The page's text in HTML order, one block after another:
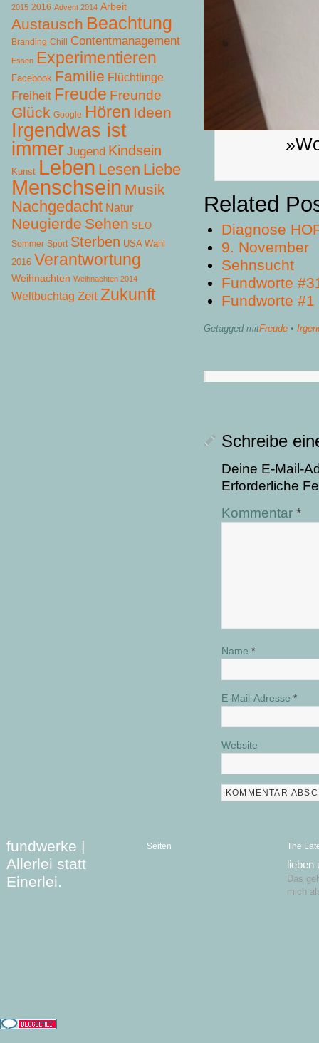
Related
Diagnose
9. November
Sehnsucht
Fundworte
Fundworte #1
Getagged mitFreude •
Schreibe
Deine E-Mail-
Erforderliche
Kommentar *
Name *
E-Mail-Adresse *
Website
2015 2016 Advent 2014 Arbeit
Austausch Beachtung
Branding Chill Contentmanagement
Essen Experimentieren
Facebook Familie Flüchtlinge
Freiheit Freude Freunde
Glück Google Hören Ideen
Irgendwas ist
immer Jugend Kindsein
Kunst Leben Lesen Liebe
Menschsein Musik
Nachgedacht Natur
Neugierde Sehen SEO
Sommer Sport Sterben USA Wahl
2016 Verantwortung
Weihnachten Weihnachten 2014
Weltbuchtag Zeit Zukunft
fundwerke |
Allerlei statt
Einerlei.
Seiten The
lieben
Das
mich